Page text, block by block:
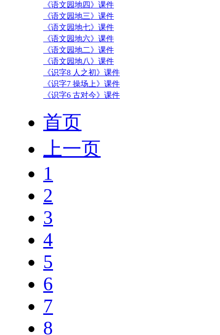
《语文园地四》课件
《语文园地三》课件
《语文园地七》课件
《语文园地六》课件
《语文园地二》课件
《语文园地八》课件
《识字8 人之初》课件
《识字7 操场上》课件
《识字6 古对今》课件
首页
上一页
1
2
3
4
5
6
7
8